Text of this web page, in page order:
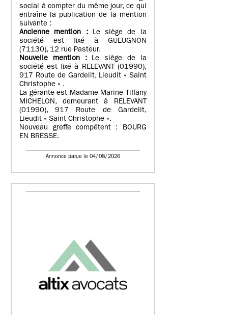
social à compter du même jour, ce qui
entraîne la publication de la mention
suivante :
Ancienne mention : Le siège de la
société est fixé à GUEUGNON
(71130), 12 rue Pasteur.
Nouvelle mention : Le siège de la
société est fixé à RELEVANT (01990),
917 Route de Gardelit, Lieudit « Saint
Christophe » .
La gérante est Madame Marine Tiffany
MICHELON, demeurant à RELEVANT
(01990), 917 Route de Gardelit,
Lieudit « Saint Christophe ».
Nouveau greffe compétent : BOURG
EN BRESSE.
Annonce parue le 04/08/2026